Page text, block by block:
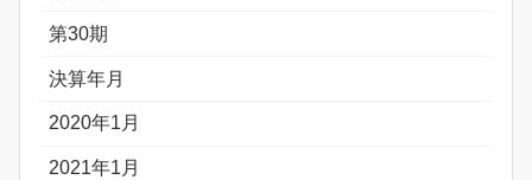
第30期
決算年月
2020年1月
2021年1月